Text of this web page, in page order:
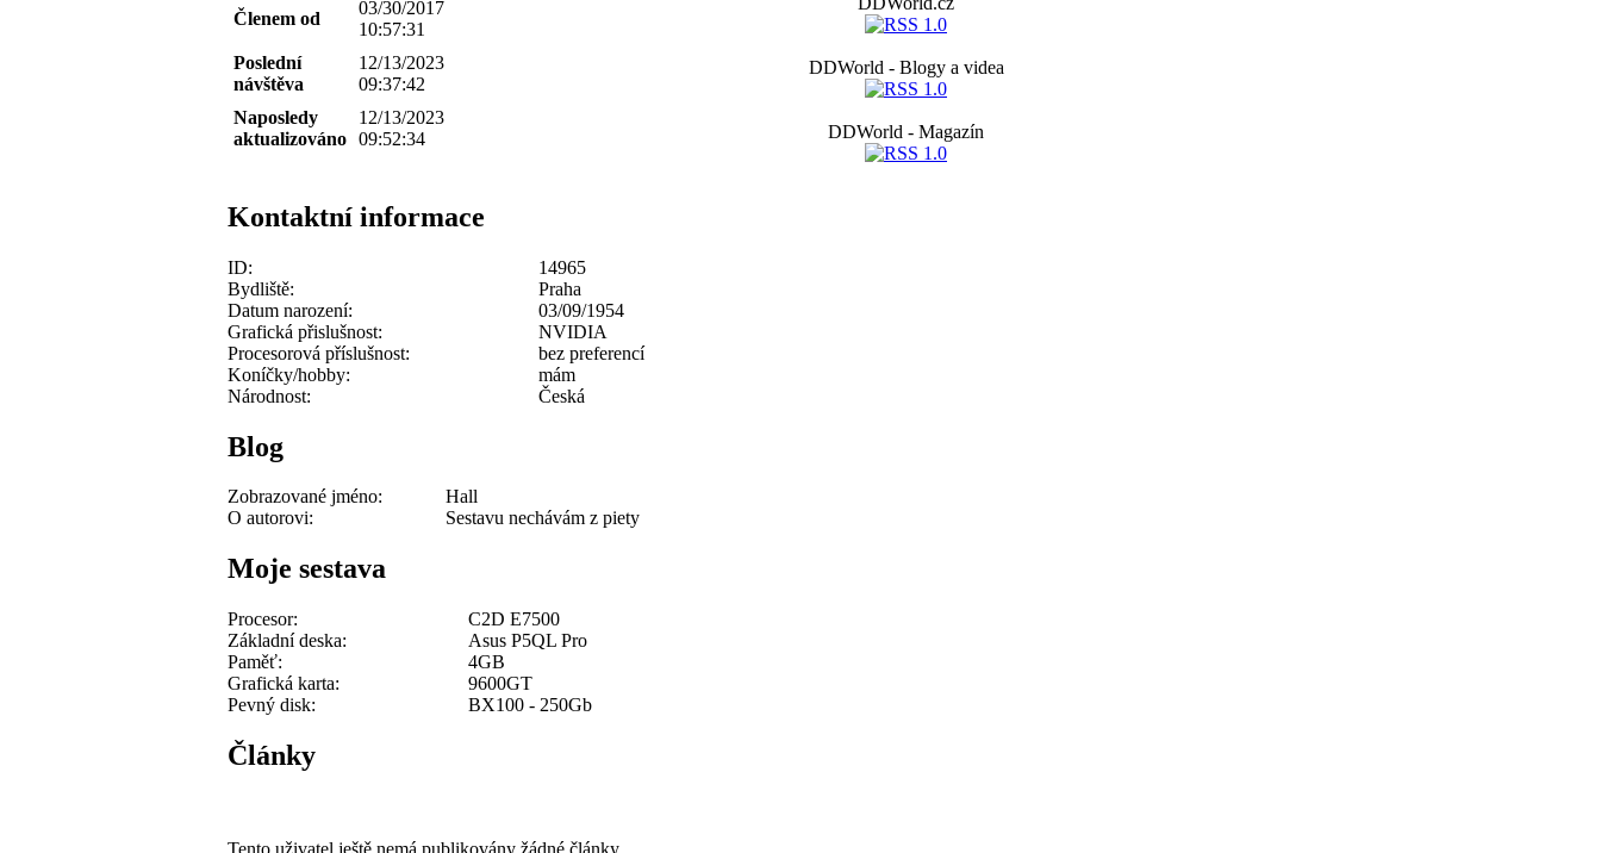
Členem od
03/30/2017
10:57:31
Poslední
návštěva
12/13/2023
09:37:42
Naposledy
aktualizováno
12/13/2023
09:52:34
Kontaktní informace
ID:
14965
Bydliště:
Praha
Datum narození:
03/09/1954
Grafická přislušnost:
NVIDIA
Procesorová příslušnost:
bez preferencí
Koníčky/hobby:
mám
Národnost:
Česká
Blog
Zobrazované jméno:
Hall
O autorovi:
Sestavu nechávám z piety
Moje sestava
Procesor:
C2D E7500
Základní deska:
Asus P5QL Pro
Paměť:
4GB
Grafická karta:
9600GT
Pevný disk:
BX100 - 250Gb
Články
Tento uživatel ještě nemá publikovány žádné články.
DDWorld - Blogy a videa
DDWorld - Magazín